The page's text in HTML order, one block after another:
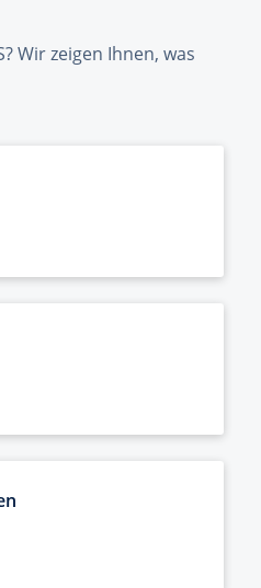
Wir zeigen Ihnen, was